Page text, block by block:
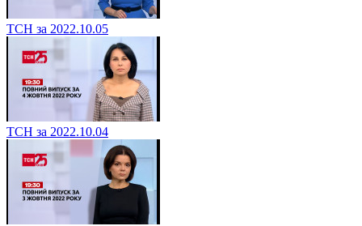
ТСН за 2022.10.05
ТСН за 2022.10.04